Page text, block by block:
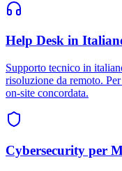
Help Desk in
Supporto tecnico in
risoluzione da remoto.
on-site concordata.
Cybersecurity per